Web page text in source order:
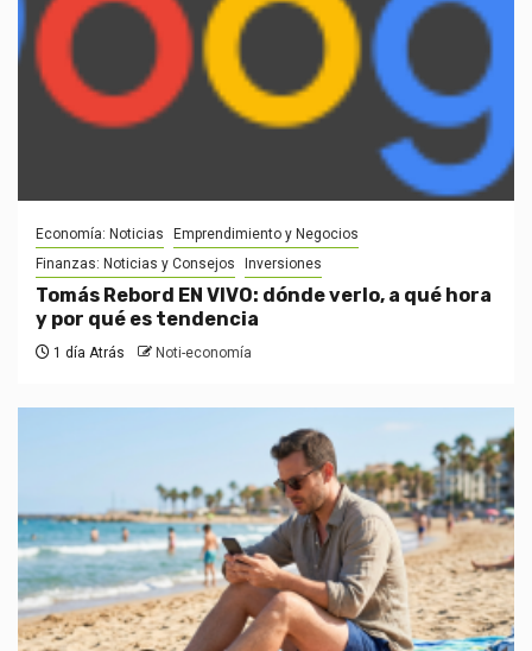
Economía: Noticias
Emprendimiento y Negocios
Finanzas: Noticias y Consejos
Inversiones
Tomás Rebord EN VIVO: dónde verlo, a qué hora
y por qué es tendencia
1 día Atrás Noti-economía